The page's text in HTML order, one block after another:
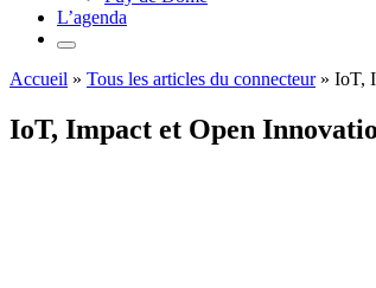
L’agenda
Accueil » Tous les articles du connecteur» IoT,
IoT, Impact et Open